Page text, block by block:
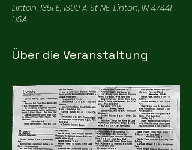
Linton, 1351 E, 1300 A St NE, Linton, IN 47441,
USA
Über die Veranstaltung